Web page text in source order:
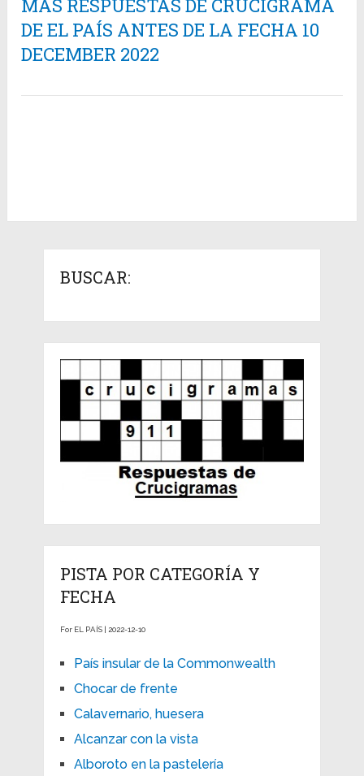
MÁS RESPUESTAS DE CRUCIGRAMA
DE EL PAÍS ANTES DE LA FECHA 10
DECEMBER 2022
BUSCAR:
PISTA POR CATEGORÍA Y
FECHA
For EL PAÍS | 2022-12-10
País insular de la Commonwealth
Chocar de frente
Calavernario, huesera
Alcanzar con la vista
Alboroto en la pastelería